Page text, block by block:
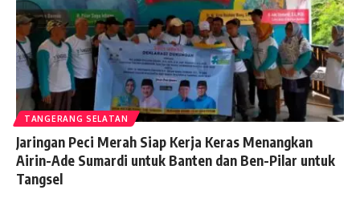
TANGERANG SELATAN
Jaringan Peci Merah Siap Kerja Keras Menangkan
Airin-Ade Sumardi untuk Banten dan Ben-Pilar untuk
Tangsel